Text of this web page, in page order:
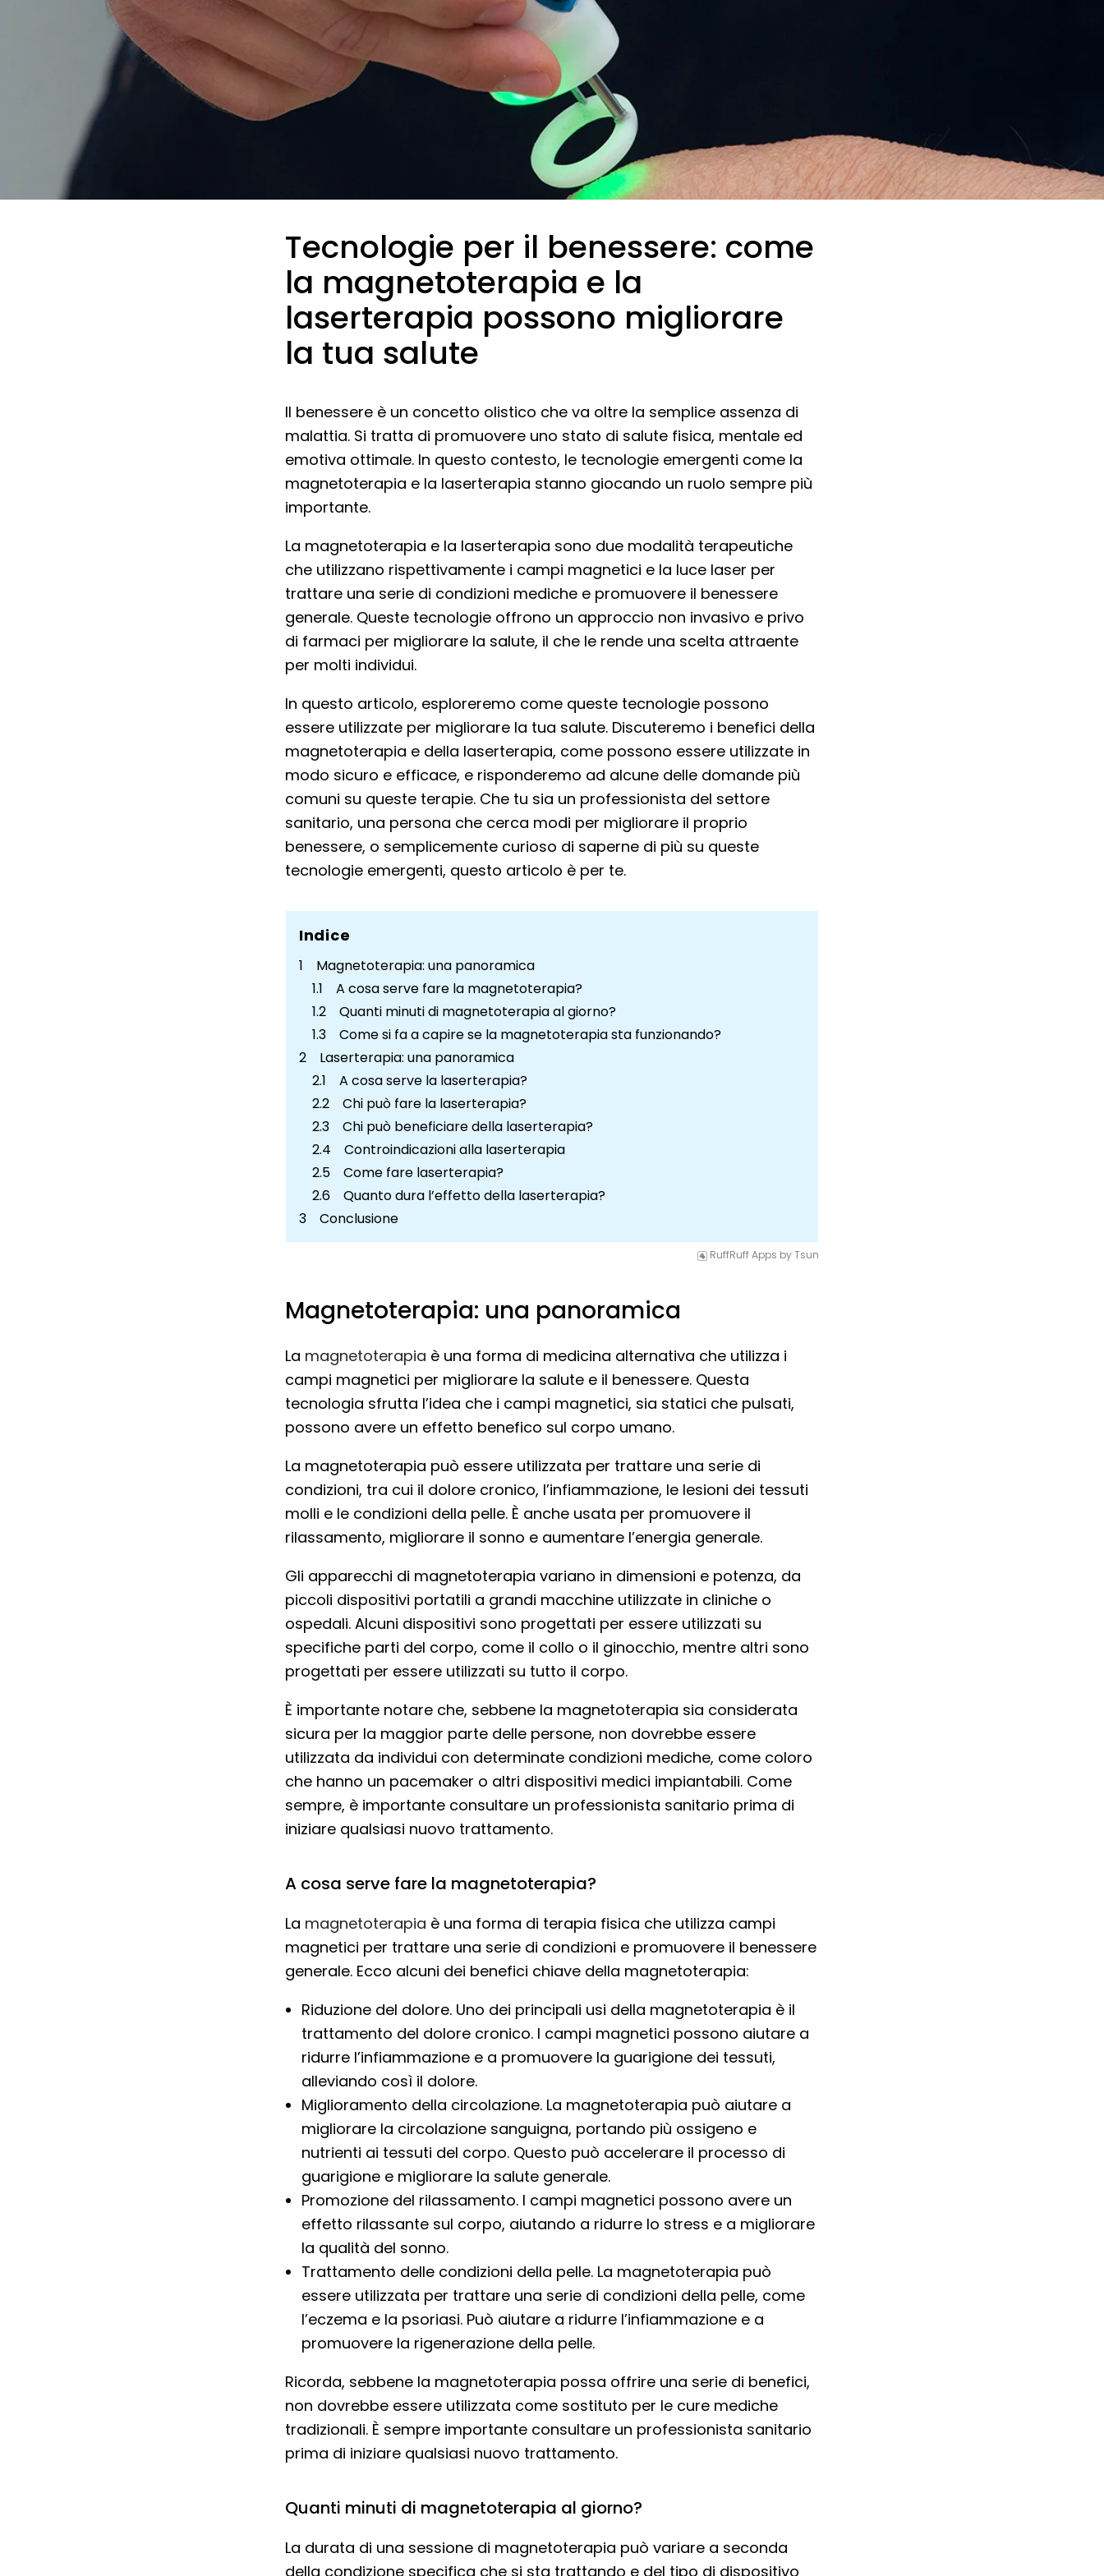
Tecnologie per il benessere: come
la magnetoterapia e la
laserterapia possono migliorare
la tua salute
Il benessere è un concetto olistico che va oltre la semplice assenza di
malattia. Si tratta di promuovere uno stato di salute fisica, mentale ed
emotiva ottimale. In questo contesto, le tecnologie emergenti come la
magnetoterapia e la laserterapia stanno giocando un ruolo sempre più
importante.
La magnetoterapia e la laserterapia sono due modalità terapeutiche
che utilizzano rispettivamente i campi magnetici e la luce laser per
trattare una serie di condizioni mediche e promuovere il benessere
generale. Queste tecnologie offrono un approccio non invasivo e privo
di farmaci per migliorare la salute, il che le rende una scelta attraente
per molti individui.
In questo articolo, esploreremo come queste tecnologie possono
essere utilizzate per migliorare la tua salute. Discuteremo i benefici della
magnetoterapia e della laserterapia, come possono essere utilizzate in
modo sicuro e efficace, e risponderemo ad alcune delle domande più
comuni su queste terapie. Che tu sia un professionista del settore
sanitario, una persona che cerca modi per migliorare il proprio
benessere, o semplicemente curioso di saperne di più su queste
tecnologie emergenti, questo articolo è per te.
Indice
Magnetoterapia: una panoramica
A cosa serve fare la magnetoterapia?
Quanti minuti di magnetoterapia al giorno?
Come si fa a capire se la magnetoterapia sta funzionando?
Laserterapia: una panoramica
A cosa serve la laserterapia?
Chi può fare la laserterapia?
Chi può beneficiare della laserterapia?
Controindicazioni alla laserterapia
Come fare laserterapia?
Quanto dura l’effetto della laserterapia?
Conclusione
RuffRuff Apps byTsun
Magnetoterapia: una panoramica
La magnetoterapia è una forma di medicina alternativa che utilizza i
campi magnetici per migliorare la salute e il benessere. Questa
tecnologia sfrutta l’idea che i campi magnetici, sia statici che pulsati,
possono avere un effetto benefico sul corpo umano.
La magnetoterapia può essere utilizzata per trattare una serie di
condizioni, tra cui il dolore cronico, l’infiammazione, le lesioni dei tessuti
molli e le condizioni della pelle. È anche usata per promuovere il
rilassamento, migliorare il sonno e aumentare l’energia generale.
Gli apparecchi di magnetoterapia variano in dimensioni e potenza, da
piccoli dispositivi portatili a grandi macchine utilizzate in cliniche o
ospedali. Alcuni dispositivi sono progettati per essere utilizzati su
specifiche parti del corpo, come il collo o il ginocchio, mentre altri sono
progettati per essere utilizzati su tutto il corpo.
È importante notare che, sebbene la magnetoterapia sia considerata
sicura per la maggior parte delle persone, non dovrebbe essere
utilizzata da individui con determinate condizioni mediche, come coloro
che hanno un pacemaker o altri dispositivi medici impiantabili. Come
sempre, è importante consultare un professionista sanitario prima di
iniziare qualsiasi nuovo trattamento.
A cosa serve fare la magnetoterapia?
La magnetoterapia è una forma di terapia fisica che utilizza campi
magnetici per trattare una serie di condizioni e promuovere il benessere
generale. Ecco alcuni dei benefici chiave della magnetoterapia:
Riduzione del dolore. Uno dei principali usi della magnetoterapia è il
trattamento del dolore cronico. I campi magnetici possono aiutare a
ridurre l’infiammazione e a promuovere la guarigione dei tessuti,
alleviando così il dolore.
Miglioramento della circolazione. La magnetoterapia può aiutare a
migliorare la circolazione sanguigna, portando più ossigeno e
nutrienti ai tessuti del corpo. Questo può accelerare il processo di
guarigione e migliorare la salute generale.
Promozione del rilassamento. I campi magnetici possono avere un
effetto rilassante sul corpo, aiutando a ridurre lo stress e a migliorare
la qualità del sonno.
Trattamento delle condizioni della pelle. La magnetoterapia può
essere utilizzata per trattare una serie di condizioni della pelle, come
l’eczema e la psoriasi. Può aiutare a ridurre l’infiammazione e a
promuovere la rigenerazione della pelle.
Ricorda, sebbene la magnetoterapia possa offrire una serie di benefici,
non dovrebbe essere utilizzata come sostituto per le cure mediche
tradizionali. È sempre importante consultare un professionista sanitario
prima di iniziare qualsiasi nuovo trattamento.
Quanti minuti di magnetoterapia al giorno?
La durata di una sessione di magnetoterapia può variare a seconda
della condizione specifica che si sta trattando e del tipo di dispositivo